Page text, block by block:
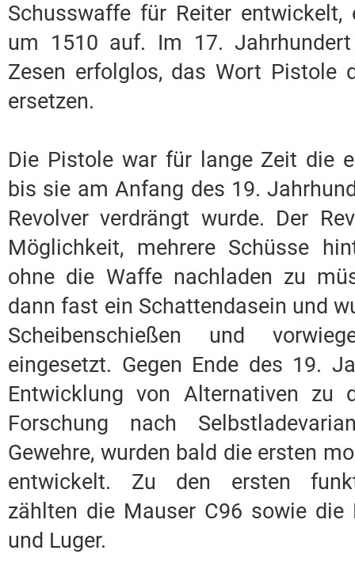
Schusswaffe für Reiter
um 1510 auf. Im 17.
Zesen erfolglos, das Wort Pistole
ersetzen.
Die Pistole war für lange Zeit die
bis sie am Anfang des 19.
Revolver verdrängt wurde. Der
Möglichkeit, mehrere Schüsse
ohne die Waffe nachladen zu
dann fast ein Schattendasein und
Scheibenschießen und
eingesetzt. Gegen Ende des 19.
Entwicklung von Alternativen zu
Forschung nach
Gewehre, wurden bald die ersten
entwickelt. Zu den ersten
zählten die Mauser C96 sowie die
und Luger.